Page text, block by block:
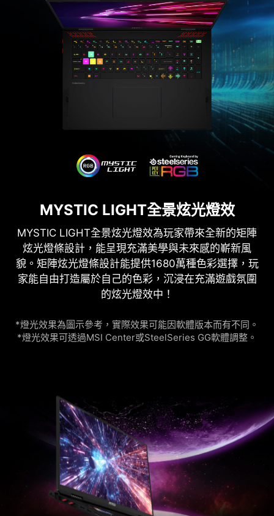
MYSTIC LIGHT全景炫光燈效
MYSTIC LIGHT全景炫光燈效為玩家帶來全新的矩陣
炫光燈條設計，能呈現充滿美學與未來感的嶄新風
貌。矩陣炫光燈條設計能提供1680萬種色彩選擇，玩
家能自由打造屬於自己的色彩，沉浸在充滿遊戲氛圍
的炫光燈效中！
*燈光效果為圖示參考，實際效果可能因軟體版本而有不同。
*燈光效果可透過MSI Center或SteelSeries GG軟體調整。